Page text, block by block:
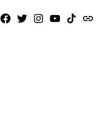
Facebook
X Instagram
YoutubeTikTokissuu